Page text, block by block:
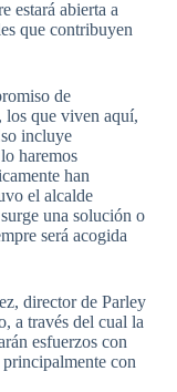
estará abierta a
que contribuyen
de
los que viven aquí,
incluye
haremos
han
el alcalde
una solución o
será acogida
director de Parley
a través del cual la
esfuerzos con
con